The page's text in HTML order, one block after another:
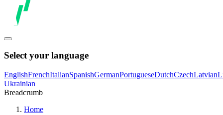
Select your language
EnglishFrenchItalianSpanishGermanPortugueseDutchCzechLatvian
Ukrainian
Breadcrumb
Home